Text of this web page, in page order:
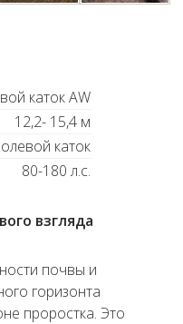
каток AW
12,2- 15,4 м
каток
80-180 л.с.
взгляда
почвы и
горизонта
проростка. Это